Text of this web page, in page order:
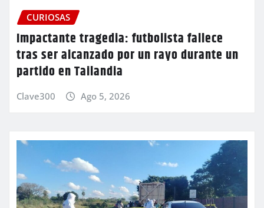
CURIOSAS
Impactante tragedia: futbolista fallece
tras ser alcanzado por un rayo durante un
partido en Tailandia
Clave300 Ago 5, 2026